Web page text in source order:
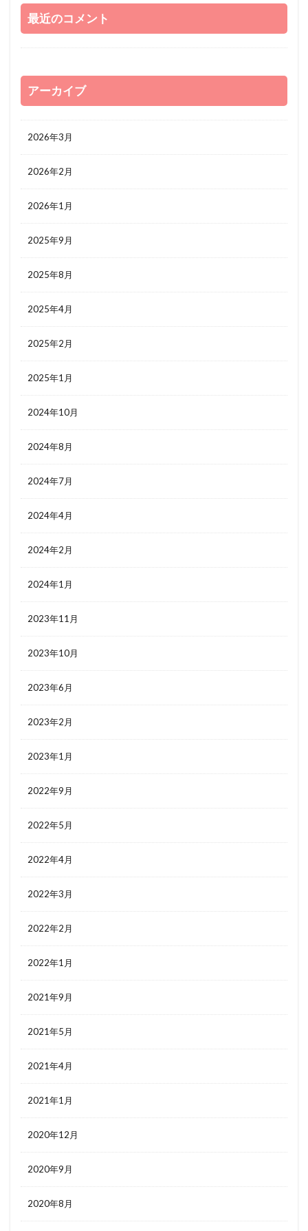
最近のコメント
アーカイブ
2026年3月
2026年2月
2026年1月
2025年9月
2025年8月
2025年4月
2025年2月
2025年1月
2024年10月
2024年8月
2024年7月
2024年4月
2024年2月
2024年1月
2023年11月
2023年10月
2023年6月
2023年2月
2023年1月
2022年9月
2022年5月
2022年4月
2022年3月
2022年2月
2022年1月
2021年9月
2021年5月
2021年4月
2021年1月
2020年12月
2020年9月
2020年8月